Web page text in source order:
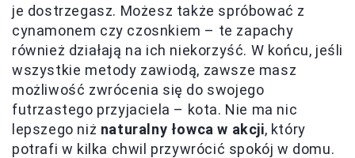
je dostrzegasz. Możesz także spróbować z
cynamonem czy czosnkiem – te zapachy
również działają na ich niekorzyść. W końcu, jeśli
wszystkie metody zawiodą, zawsze masz
możliwość zwrócenia się do swojego
futrzastego przyjaciela – kota. Nie ma nic
lepszego niż naturalny łowca w akcji, który
potrafi w kilka chwil przywrócić spokój w domu.